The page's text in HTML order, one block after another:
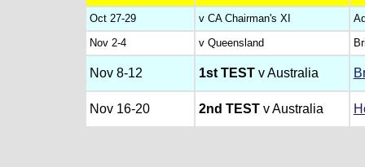
Oct 27-29 v CA Chairman's XI
Nov 2-4
v Queensland
Nov 8-12 1st TESTv Australia
Nov 16-20 2nd TESTv Australia